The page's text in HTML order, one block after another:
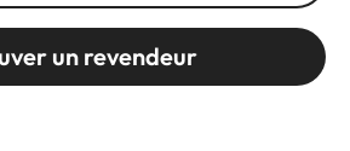
un revendeur